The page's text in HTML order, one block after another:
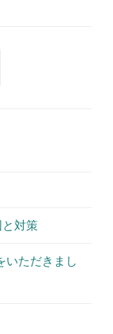
対策
いただきまし